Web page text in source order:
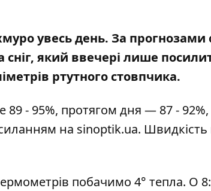
увесь день. За прогнозами
сніг, який ввечері лише
ртутного стовпчика.
89 - 95%, протягом дня — 87 -
на sinoptik.ua. Швидкість
побачимо 4° тепла. О